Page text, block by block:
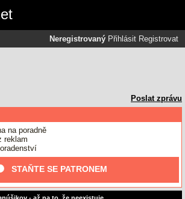
Neregistrovaný Přihlásit Registrovat
Poslat zprávu
na poradně
reklam
STAŇTE SE PATRONEM